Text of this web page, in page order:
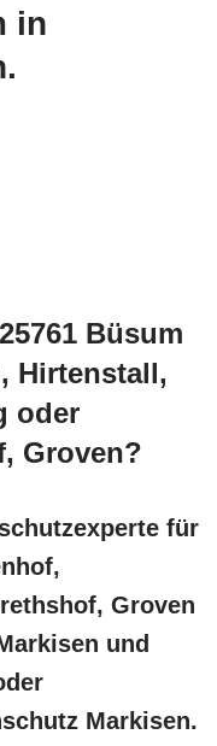
in
Büsum
Hirtenstall,
oder
Groven?
für
Groven
und
Markisen.